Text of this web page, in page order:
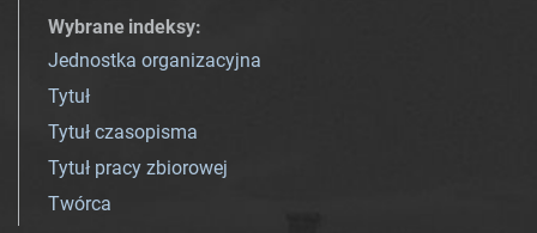
Wybrane indeksy:
Jednostka organizacyjna
Tytuł
Tytuł czasopisma
Tytuł pracy zbiorowej
Twórca